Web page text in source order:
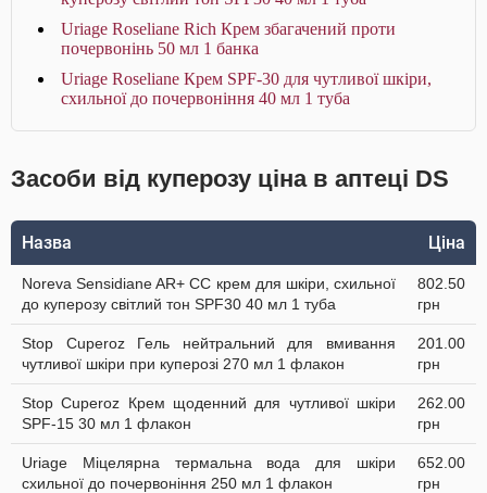
Uriage Roseliane Rich Крем збагачений проти
почервонінь 50 мл 1 банка
Uriage Roseliane Крем SPF-30 для чутливої шкіри,
схильної до почервоніння 40 мл 1 туба
Засоби від куперозу ціна в аптеці DS
Назва Ціна
Noreva Sensidiane AR+ СС крем для шкіри, схильної
до куперозу світлий тон SPF30 40 мл 1 туба
802.50
грн
Stop Cuperoz Гель нейтральний для вмивання
чутливої шкіри при куперозі 270 мл 1 флакон
201.00
грн
Stop Cuperoz Крем щоденний для чутливої шкіри
SPF-15 30 мл 1 флакон
262.00
грн
Uriage Міцелярна термальна вода для шкіри
схильної до почервоніння 250 мл 1 флакон
652.00
грн